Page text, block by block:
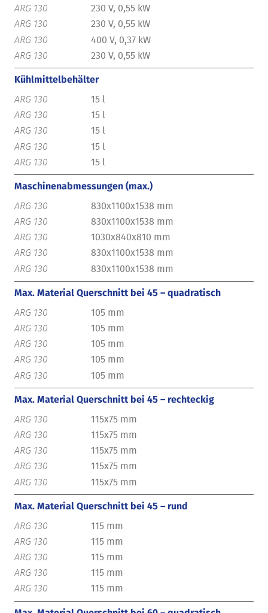
230 V, 0,55 kW
230 V, 0,55 kW
400 V, 0,37 kW
230 V, 0,55 kW
Kühlmittelbehälter
15 l
15 l
15 l
15 l
15 l
Maschinenabmessungen (max.)
830x1100x1538 mm
830x1100x1538 mm
1030x840x810 mm
830x1100x1538 mm
830x1100x1538 mm
Max. Material Querschnitt bei 45 – quadratisch
105 mm
105 mm
105 mm
105 mm
105 mm
Max. Material Querschnitt bei 45 – rechteckig
115x75 mm
115x75 mm
115x75 mm
115x75 mm
115x75 mm
Max. Material Querschnitt bei 45 – rund
115 mm
115 mm
115 mm
115 mm
115 mm